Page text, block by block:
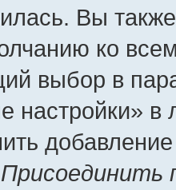
Вы
ко
выбор в
настройки»
Присоединить